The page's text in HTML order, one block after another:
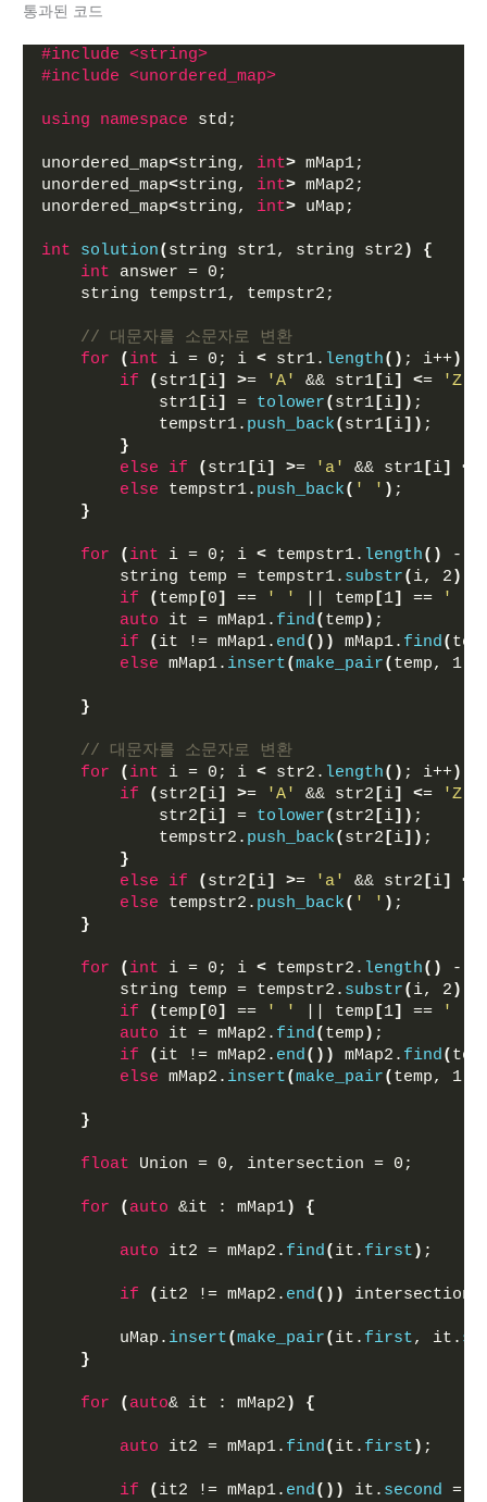
통과된 코드
#include <string>
#include <unordered_map>
using namespace std;
unordered_map<string, int> mMap1;
unordered_map<string, int> mMap2;
unordered_map<string, int> uMap;
int solution( string str1, string str2 )
{
int answer = 0;
    string tempstr1, tempstr2;
// 대문자를 소문자로 변환
for
( int i = 0; i < str1. length() ; i++)
if
( str1 [i] >= 'A' && str1 [i] <= 'Z'
            str1
[i] = tolower( str1 [i]) ;
            tempstr1.
push_back( str1 [i]) ;
}
else
if ( str1 [i] >= 'a' && str1 [i] <
else tempstr1. push_back( ' ' ) ;
}
for ( int i = 0; i < tempstr1. length()
-
        string temp = tempstr1.
substr( i, 2 )
if
( temp [0] == ' ' || temp [1] == ' '
auto it = mMap1. find( temp ) ;
if
( it != mMap1. end()) mMap1. find(
else mMap1. insert(make_pair( temp, 1
}
// 대문자를 소문자로 변환
for
( int i = 0; i < str2. length() ; i++)
if
( str2 [i] >= 'A' && str2 [i] <= 'Z'
            str2
[i] = tolower( str2 [i]) ;
            tempstr2.
push_back( str2 [i]) ;
}
else
if ( str2 [i] >= 'a' && str2 [i] <
else tempstr2. push_back( ' ' ) ;
}
for ( int i = 0; i < tempstr2. length()
-
        string temp = tempstr2.
substr( i, 2 )
if
( temp [0] == ' ' || temp [1] == ' '
auto it = mMap2. find( temp ) ;
if
( it != mMap2. end()) mMap2. find(
else mMap2. insert(make_pair( temp, 1
}
float Union = 0, intersection = 0;
for ( auto &it : mMap1) {
auto it2 = mMap2. find( it. first ) ;
if ( it2 != mMap2. end()) intersection
        uMap.
insert(make_pair( it. first, it.
}
for ( auto& it : mMap2 ) {
auto it2 = mMap1. find( it. first ) ;
if ( it2 != mMap1. end()) it. second =